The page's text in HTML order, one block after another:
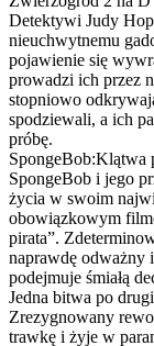
Detektywi Judy
nieuchwytnemu
pojawienie się
prowadzi ich przez
stopniowo
spodziewali, a ich
próbę.
SpongeBob:Klątwa
SpongeBob i jego
życia w swoim
obowiązkowym
pirata”.
naprawdę odważny
podejmuje śmiałą
Jedna bitwa po
Zrezygnowany
trawkę i żyje w